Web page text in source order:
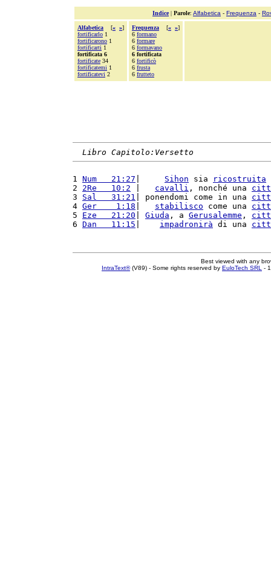
Indice| Parole: Alfabetica - Frequenza -
Alfabetica [« »]
fortificarlo 1
fortificarono 1
fortificarti 1
fortificata 6
fortificate 34
fortificatemi 1
fortificatevi 2
Frequenza [« »]
6 formano
6 formare
6 formavano
6 fortificata
6 fortificò
6 frusta
6 frutteto
Libro Capitolo:Versetto
1 Num   21:27 Sihon sia ricostruita
2 2Re   10:2 cavalli , nonché una
3 Sal   31:21 | ponendomi come in una
4 Ger    1:18 stabilisco come una
5 Eze   21:20 Giuda , a Gerusalemme ,
6 Dan   11:15 impadronirà di una
Best viewed with any
IntraText®(V89) - Some rights reserved by EuloTech SRL -